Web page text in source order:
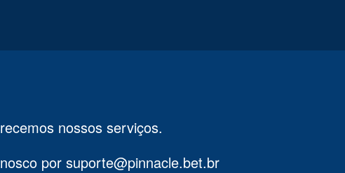
nossos serviços.
por suporte@pinnacle.bet.br